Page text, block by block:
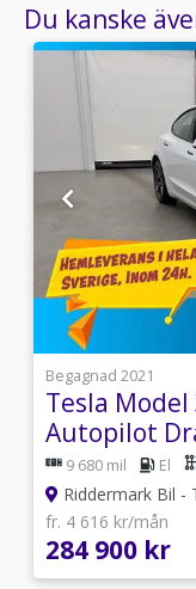
Utrustning/
fram,Sätesvärme
assist,LED-
bak,Soltak/
Du kanske
Begagnad 2021
Tesla Model
Autopilot
9 680 mil El
Riddermark Bil -
fr. 4 616 kr/mån
284 900 kr